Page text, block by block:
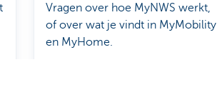
Vragen over hoe MyNWS werkt,
of over wat je vindt in MyMobility
en MyHome.